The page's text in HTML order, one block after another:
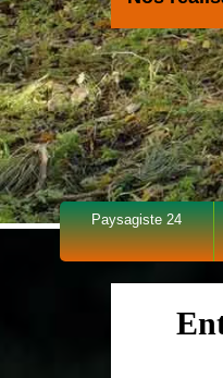
Paysagiste 24